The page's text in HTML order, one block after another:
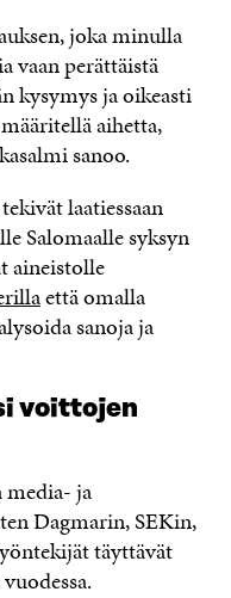
joka minulla
vaan perättäistä
kysymys ja oikeasti
aihetta,
sanoo.
laatiessaan
Salomaalle syksyn
aineistolle
että omalla
sanoja ja
voittojen
media- ja
Dagmarin, SEKin,
täyttävät